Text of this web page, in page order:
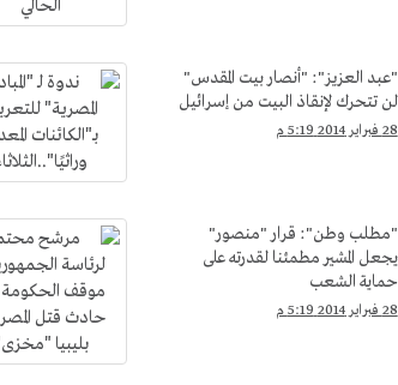
"عبد العزيز": "أنصار بيت المقدس"
لن تتحرك لإنقاذ البيت من إسرائيل
28 فبراير 2014 5:19 م
"مطلب وطن": قرار "منصور"
يجعل المشير مطمئنا لقدرته على
حماية الشعب
28 فبراير 2014 5:19 م